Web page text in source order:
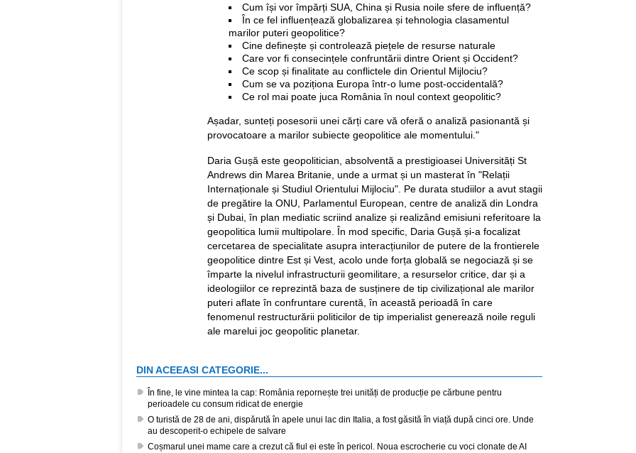
Cum își vor împărți SUA, China și Rusia noile sfere de influență?
În ce fel influențează globalizarea și tehnologia clasamentul
marilor puteri geopolitice?
Cine definește și controlează piețele de resurse naturale
Care vor fi consecințele confruntării dintre Orient și Occident?
Ce scop și finalitate au conflictele din Orientul Mijlociu?
Cum se va poziționa Europa într-o lume post-occidentală?
Ce rol mai poate juca România în noul context geopolitic?
Așadar, sunteți posesorii unei cărți care vă oferă o analiză pasionantă și
provocatoare a marilor subiecte geopolitice ale momentului."
Daria Gușă este geopolitician, absolventă a prestigioasei Universități St
Andrews din Marea Britanie, unde a urmat și un masterat în "Relații
Internaționale și Studiul Orientului Mijlociu". Pe durata studiilor a avut stagii
de pregătire la ONU, Parlamentul European, centre de analiză din Londra
și Dubai, în plan mediatic scriind analize și realizând emisiuni referitoare la
geopolitica lumii multipolare. În mod specific, Daria Gușă și-a focalizat
cercetarea de specialitate asupra interacțiunilor de putere de la frontierele
geopolitice dintre Est și Vest, acolo unde forța globală se negociază și se
împarte la nivelul infrastructurii geomilitare, a resurselor critice, dar și a
ideologiilor ce reprezintă baza de susținere de tip civilizațional ale marilor
puteri aflate în confruntare curentă, în această perioadă în care
fenomenul restructurării politicilor de tip imperialist generează noile reguli
ale marelui joc geopolitic planetar.
DIN ACEEASI CATEGORIE...
În fine, le vine mintea la cap: România repornește trei unități de producție pe cărbune pentru
perioadele cu consum ridicat de energie
O turistă de 28 de ani, dispărută în apele unui lac din Italia, a fost găsită în viață după cinci ore. Unde
au descoperit-o echipele de salvare
Coșmarul unei mame care a crezut că fiul ei este în pericol. Noua escrocherie cu voci clonate de AI